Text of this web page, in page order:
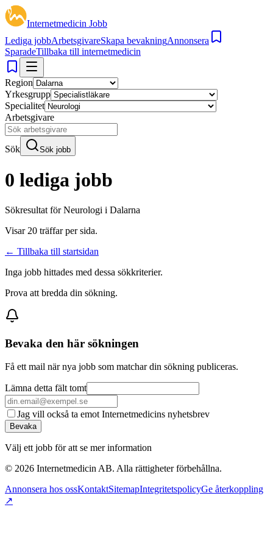
Internetmedicin Jobb
Lediga jobbArbetsgivareSkapa bevakningAnnonsera
SparadeTillbaka till internetmedicin
Region
Yrkesgrupp
Specialitet
Arbetsgivare
Sök Sök jobb
0 lediga jobb
Sökresultat förNeurologi i Dalarna
Visar 20 träffar per sida.
← Tillbaka till startsidan
Inga jobb hittades med dessa sökkriterier.
Prova att bredda din sökning.
Bevaka den här sökningen
Få ett mail när nya jobb som matchar din sökning publiceras.
Lämna detta fält tomt
Jag vill också ta emot Internetmedicins nyhetsbrev
Bevaka
Välj ett jobb för att se mer information
© 2026 Internetmedicin AB. Alla rättigheter förbehållna.
Annonsera hos ossKontaktSitemapIntegritetspolicyGe återkoppling
↗